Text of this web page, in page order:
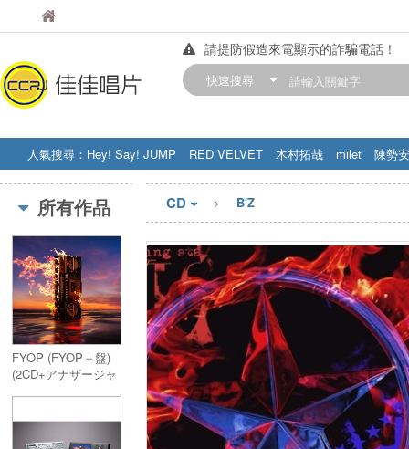
佳佳唱片
請提防假造來電顯示的詐騙電話！
【中華門市營業時間調整公告】
快速搜尋
人氣搜尋： Hey! Say! JUMP RED VELVET 木村拓哉 milet
陳勢安
STRAY KIDS
盧廣仲 周杰伦
所有作品
FYOP (FYOP＋盤)
(2CD+アナザージャ
CD B'Z